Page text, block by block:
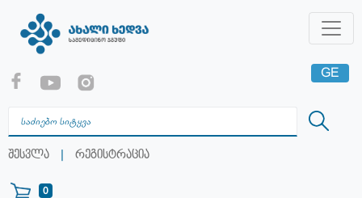
შესვლა | რეგისტრაცია
0
GE
RU